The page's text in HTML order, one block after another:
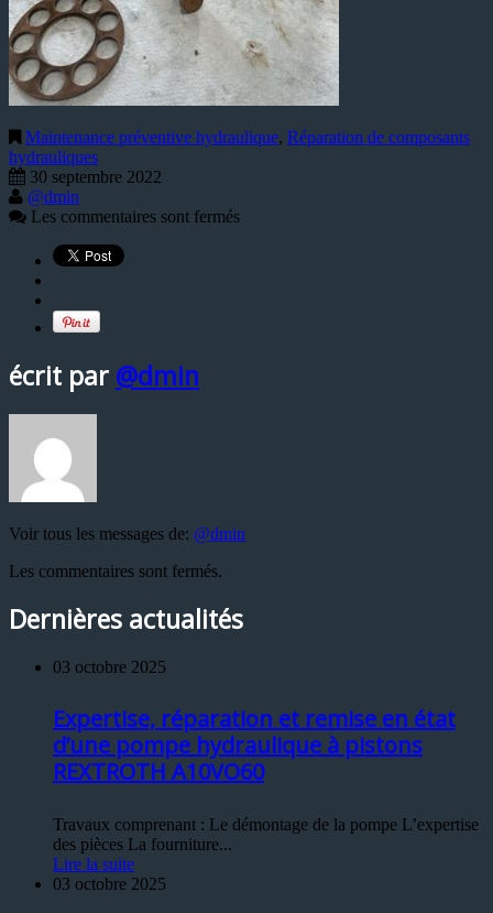
Maintenance préventive hydraulique, Réparation de composants
hydrauliques
30 septembre 2022
@dmin
Les commentaires sont fermés
écrit par @dmin
Voir tous les messages de: @dmin
Les commentaires sont fermés.
Dernières actualités
03 octobre 2025
Expertise, réparation et remise en état
d’une pompe hydraulique à pistons
REXTROTH A10VO60
Travaux comprenant : Le démontage de la pompe L’expertise
des pièces La fourniture...
Lire la suite
03 octobre 2025